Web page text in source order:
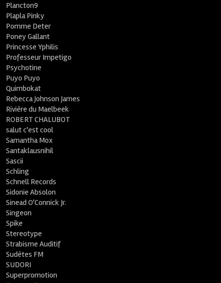
Plancton9
Plapla Pinky
Pomme Deter
Poney Gallant
Princesse Yphilis
Professeur Impetigo
Psychotine
Puyo Puyo
Quimbokat
Rebecca Johnson James
Rivière du Maelbeek
ROBERT CHALUBOT
salut c'est cool
Samantha Mox
Santaklausnihil
Sascii
Schling
Schnell Records
Sidonie Absolon
Sinead O'Connick Jr.
Singeon
Spike
Stereotype
Strabisme Auditif
Sudètes FM
SUDORI
Superpromotion